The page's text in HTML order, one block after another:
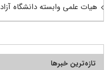
هیات علمی وابسته دانشگاه آزاد
تازه‌ترین خبرها